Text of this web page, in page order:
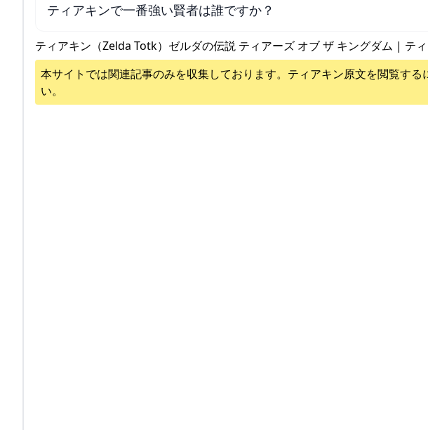
ティアキンで一番強い賢者は誰ですか？
ティアキン（Zelda Totk）ゼルダの伝説 ティアーズ オブ ザ キングダム | テ
本サイトでは関連記事のみを収集しております。 ティアキン原文を閲覧する
い。